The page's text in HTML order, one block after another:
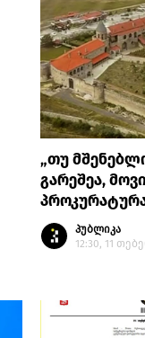
„თუ
გარეშეა,
პუბლიკა
12:30, 11